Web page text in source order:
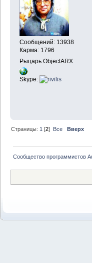
Сообщений: 13938
Карма: 1796
Рыцарь ObjectARX
Skype:
Страницы: 1 [2] Все Вверх
Сообщество программистов